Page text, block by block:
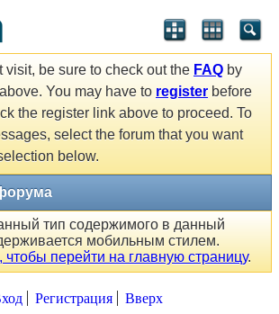
visit, be sure to check out the FAQ by
You may have to register before
the register link above to proceed. To
select the forum that you want
below.
тип содержимого в данный
мобильным стилем.
чтобы перейти на главную страницу.
Регистрация Вверх